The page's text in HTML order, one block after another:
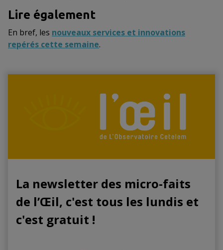
Lire également
En bref, les nouveaux services et innovations
repérés cette semaine.
La newsletter des micro-faits
de l’Œil, c'est tous les lundis et
c'est gratuit !